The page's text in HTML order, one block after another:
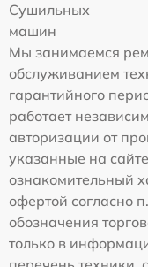
Сушильных
машин
Мы занимаемся
обслуживанием
гарантийного
работает
авторизации от
указанные на
ознакомительный
офертой согласно
обозначения
только в